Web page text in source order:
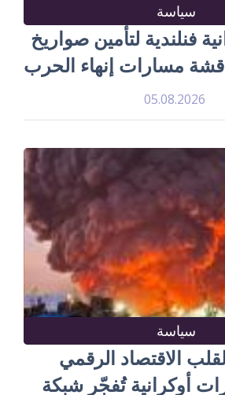
سياسة
فنلندية لتأمين صواريخ
مسارات إنهاء الحرب
05.08.2026
سياسة
الاقتصاد الرقمي
أوكرانية تُفجّر شبكة